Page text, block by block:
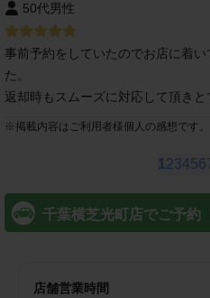
50代男性
事前予約をしていたのでお店に着
た。
返却時もスムーズに対応して頂きと
※ 掲載内容はご利用者様個人の感想です。
1 23456
千葉横芝光町店でご予約
店舗営業時間